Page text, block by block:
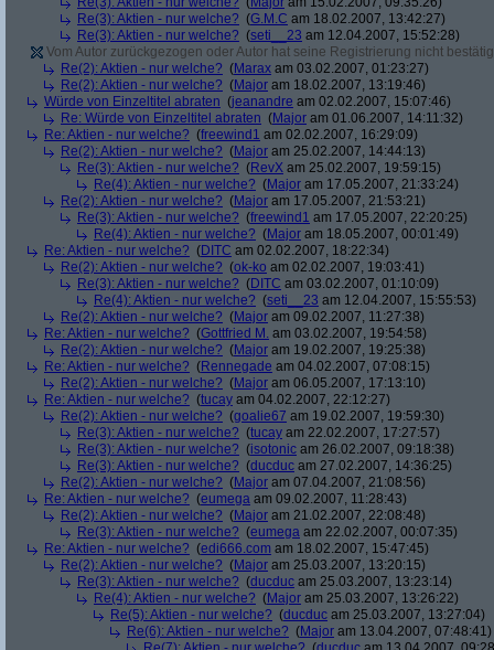
Re(3): Aktien - nur welche? (G.M.C am 18.02.2007, 13:42:27)
Re(3): Aktien - nur welche? (seti__23 am 12.04.2007, 15:52:28)
Vom Autor zurückgezogen oder Autor hat seine Registrierung nicht
Re(2): Aktien - nur welche? (Marax am 03.02.2007, 01:23:27)
Re(2): Aktien - nur welche? (Major am 18.02.2007, 13:19:46)
Würde von Einzeltitel abraten (jeanandre am 02.02.2007, 15:07:46)
Re: Würde von Einzeltitel abraten (Major am 01.06.2007, 14:11:32)
Re: Aktien - nur welche? (freewind1 am 02.02.2007, 16:29:09)
Re(2): Aktien - nur welche? (Major am 25.02.2007, 14:44:13)
Re(3): Aktien - nur welche? (RevX am 25.02.2007, 19:59:15)
Re(4): Aktien - nur welche? (Major am 17.05.2007, 21:33:24)
Re(2): Aktien - nur welche? (Major am 17.05.2007, 21:53:21)
Re(3): Aktien - nur welche? (freewind1 am 17.05.2007, 22:20:25)
Re(4): Aktien - nur welche? (Major am 18.05.2007, 00:01:49)
Re: Aktien - nur welche? (DITC am 02.02.2007, 18:22:34)
Re(2): Aktien - nur welche? (ok-ko am 02.02.2007, 19:03:41)
Re(3): Aktien - nur welche? (DITC am 03.02.2007, 01:10:09)
Re(4): Aktien - nur welche? (seti__23 am 12.04.2007, 15:55:53)
Re(2): Aktien - nur welche? (Major am 09.02.2007, 11:27:38)
Re: Aktien - nur welche? (Gottfried M. am 03.02.2007, 19:54:58)
Re(2): Aktien - nur welche? (Major am 19.02.2007, 19:25:38)
Re: Aktien - nur welche? (Rennegade am 04.02.2007, 07:08:15)
Re(2): Aktien - nur welche? (Major am 06.05.2007, 17:13:10)
Re: Aktien - nur welche? (tucay am 04.02.2007, 22:12:27)
Re(2): Aktien - nur welche? (goalie67 am 19.02.2007, 19:59:30)
Re(3): Aktien - nur welche? (tucay am 22.02.2007, 17:27:57)
Re(3): Aktien - nur welche? (isotonic am 26.02.2007, 09:18:38)
Re(3): Aktien - nur welche? (ducduc am 27.02.2007, 14:36:25)
Re(2): Aktien - nur welche? (Major am 07.04.2007, 21:08:56)
Re: Aktien - nur welche? (eumega am 09.02.2007, 11:28:43)
Re(2): Aktien - nur welche? (Major am 21.02.2007, 22:08:48)
Re(3): Aktien - nur welche? (eumega am 22.02.2007, 00:07:35)
Re: Aktien - nur welche? (edi666.com am 18.02.2007, 15:47:45)
Re(2): Aktien - nur welche? (Major am 25.03.2007, 13:20:15)
Re(3): Aktien - nur welche? (ducduc am 25.03.2007, 13:23:14)
Re(4): Aktien - nur welche? (Major am 25.03.2007, 13:26:22)
Re(5): Aktien - nur welche? (ducduc am 25.03.2007, 13:27:04)
Re(6): Aktien - nur welche? (Major am 13.04.2007, 07:48:41)